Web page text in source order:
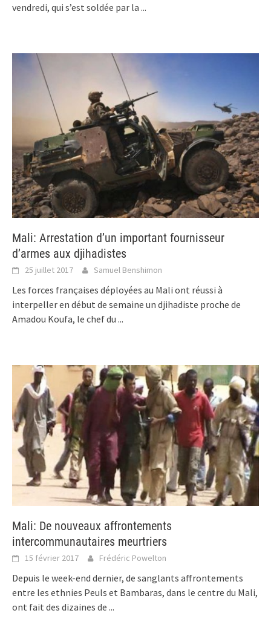
vendredi, qui s’est soldée par la ...
Mali: Arrestation d’un important fournisseur
d’armes aux djihadistes
25 juillet 2017 Samuel Benshimon
Les forces françaises déployées au Mali ont réussi à
interpeller en début de semaine un djihadiste proche de
Amadou Koufa, le chef du ...
Mali: De nouveaux affrontements
intercommunautaires meurtriers
15 février 2017 Frédéric Powelton
Depuis le week-end dernier, de sanglants affrontements
entre les ethnies Peuls et Bambaras, dans le centre du Mali,
ont fait des dizaines de ...